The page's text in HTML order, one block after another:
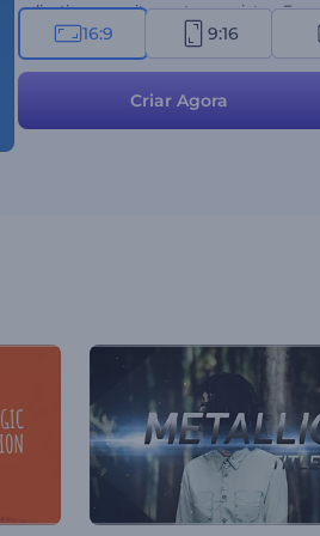
aplicativos e muitos outros projetos.
agora!
16:9 9:16
Criar Agora